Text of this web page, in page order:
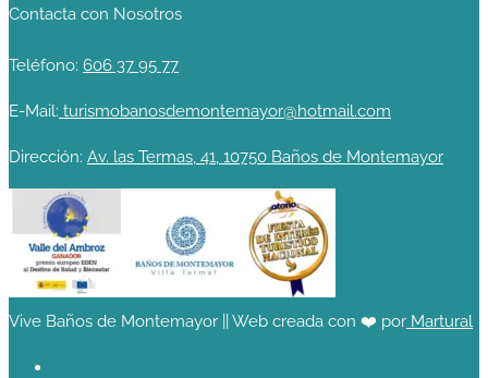
Contacta con Nosotros
Teléfono: 606 37 95 77
E-Mail: turismobanosdemontemayor@hotmail.com
Dirección: Av. las Termas, 41, 10750 Baños de Montemayor
Vive Baños de Montemayor || Web creada con ❤️ por Martural